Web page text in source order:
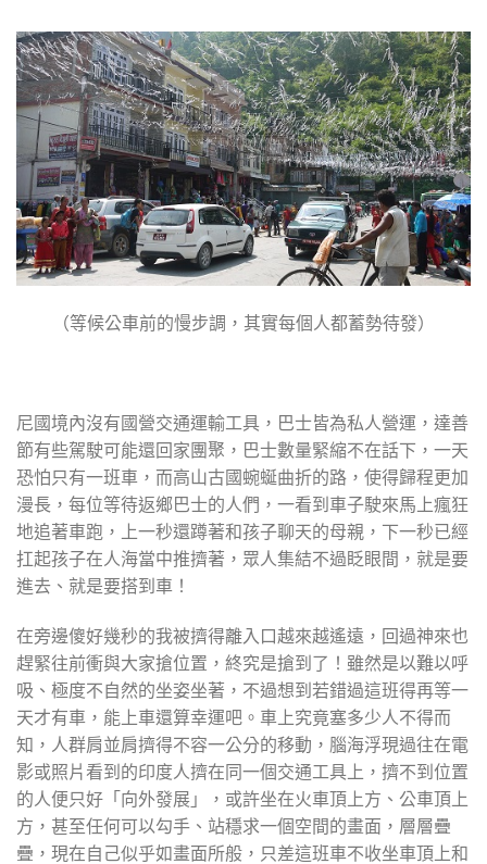
（等候公車前的慢步調，其實每個人都蓄勢待發）
尼國境內沒有國營交通運輸工具，巴士皆為私人營運，達善
節有些駕駛可能還回家團聚，巴士數量緊縮不在話下，一天
恐怕只有一班車，而高山古國蜿蜒曲折的路，使得歸程更加
漫長，每位等待返鄉巴士的人們，一看到車子駛來馬上瘋狂
地追著車跑，上一秒還蹲著和孩子聊天的母親，下一秒已經
扛起孩子在人海當中推擠著，眾人集結不過眨眼間，就是要
進去、就是要搭到車！
在旁邊傻好幾秒的我被擠得離入口越來越遙遠，回過神來也
趕緊往前衝與大家搶位置，終究是搶到了！雖然是以難以呼
吸、極度不自然的坐姿坐著，不過想到若錯過這班得再等一
天才有車，能上車還算幸運吧。車上究竟塞多少人不得而
知，人群肩並肩擠得不容一公分的移動，腦海浮現過往在電
影或照片看到的印度人擠在同一個交通工具上，擠不到位置
的人便只好「向外發展」，或許坐在火車頂上方、公車頂上
方，甚至任何可以勾手、站穩求一個空間的畫面，層層疊
疊，現在自己似乎如畫面所般，只差這班車不收坐車頂上和